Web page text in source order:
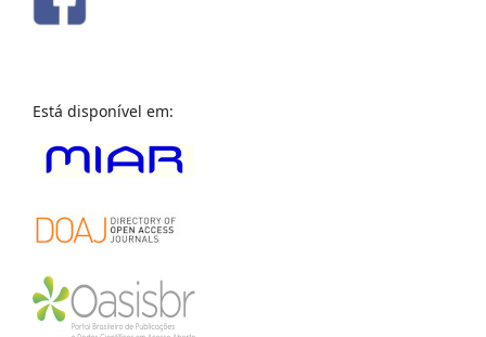
Está disponível em: